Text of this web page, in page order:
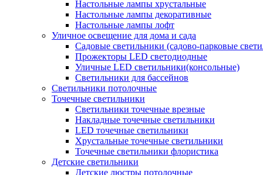
Настольные лампы хрустальные
Настольные лампы декоративные
Настольные лампы лофт
Уличное освещение для дома и сада
Садовые светильники (садово-парковые
Прожекторы LED светодиодные
Уличные LED светильники(консольные)
Светильники для бассейнов
Светильники потолочные
Точечные светильники
Светильники точечные врезные
Накладные точечные светильники
LED точечные светильники
Хрустальные точечные светильники
Точечные светильники флористика
Детские светильники
Детские люстры потолочные